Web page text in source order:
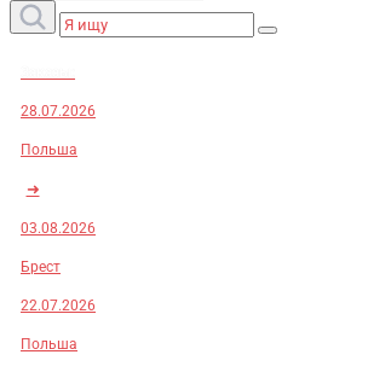
28.07.2026
Польша
➜
03.08.2026
Брест
22.07.2026
Польша